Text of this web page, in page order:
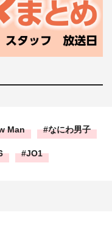
Man なにわ男子
JO1